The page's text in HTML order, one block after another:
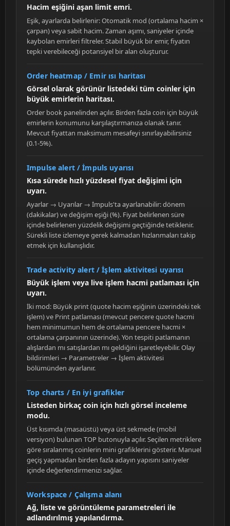
Hacim eşiğini aşan limit emri.
Eşik, ayarlarda belirlenir: Otomatik mod (ortalama hacim ×
çarpan) veya sabit hacim. Zaman aşımı, saniyeler içinde
kaybolan emirleri filtreler. Stabil büyük bir emir, fiyatın
tepki verebileceği potansiyel bir alan oluşturur.
Order heatmap / Emir ısı haritası
Görsel olarak görünür listedeki tüm coinler için
büyük emirlerin haritası.
Order book panelinden açılır. Birden fazla coin için büyük
emirlerin konumunu karşılaştırmanıza olanak tanır.
Mevcut fiyattan maksimum mesafeyi sınırlayabilirsiniz
(0.1-5%).
Impulse alert / İmpuls uyarısı
Kısa sürede hızlı yüzdesel fiyat değişimi için
uyarı.
Ayarlar → Uyarılar → İmpuls'ta ayarlanabilir: dönem
(dakikalar) ve değişim eşiği (%). Fiyat belirlenen süre
içinde belirlenen yüzdelik değişimi geçtiğinde tetiklenir.
Sürekli liste izlemeye gerek kalmadan hızlanmaları takip
etmek için kullanışlıdır.
Trade activity alert / İşlem aktivitesi uyarısı
Büyük işlem veya live işlem hacmi patlaması için
uyarı.
İki mod: Büyük print (quote hacim eşiğinin üzerindeki tek
işlem) ve Print patlaması (mevcut pencere quote hacmi
hem minimumun hem de ortalama pencere hacmi ×
ortalama çarpanının üzerinde). Yön tespiti patlamanın
alışlardan mı satışlardan mı geldiğini işaretleyebilir. Olay
bildirimleri → Parametreler → İşlem aktivitesi
bölümünden ayarlanır.
Top charts / En iyi grafikler
Listeden birkaç coin için hızlı görsel inceleme
modu.
Üst kısımda (masaüstü) veya üst sekmede (mobil
versiyon) bulunan TOP butonuyla açılır. Seçilen metriklere
göre sıralanmış coinlerin mini grafiklerini gösterir. Manuel
geçiş yapmadan birden fazla adayın yapısını saniyeler
içinde değerlendirmenizi sağlar.
Workspace / Çalışma alanı
Ağ, liste ve görüntüleme parametreleri ile
adlandırılmış yapılandırma.